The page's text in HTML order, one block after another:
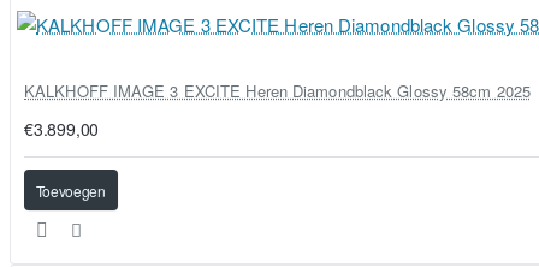
KALKHOFF IMAGE 3 EXCITE Heren Diamondblack Glossy 58cm 2025
€3.899,00
Toevoegen